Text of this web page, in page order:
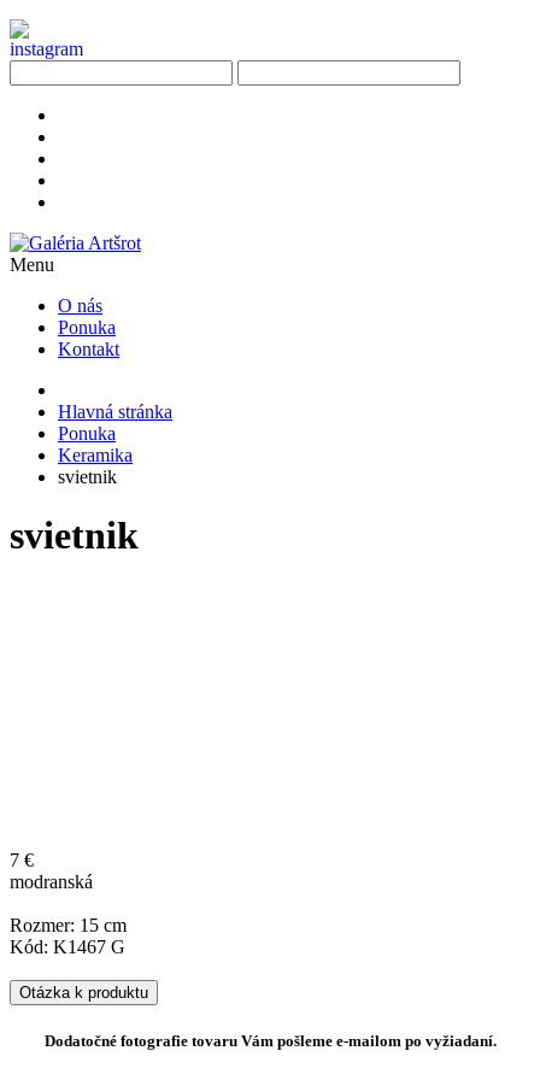
Menu
O nás
Ponuka
Kontakt
Hlavná stránka
Ponuka
Keramika
svietnik
svietnik
7 €
modranská
Rozmer: 15 cm
Kód: K1467 G
Otázka k produktu
Dodatočné fotografie tovaru Vám pošleme e-mailom po vyžiadaní.